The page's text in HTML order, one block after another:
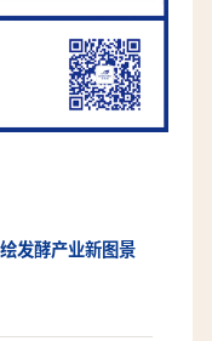
发酵产业新图景